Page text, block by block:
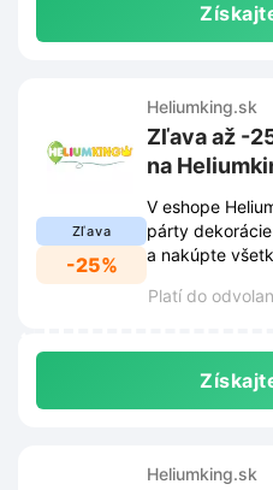
Zľava
-25%
Heliumking.sk
Zľava až -
na
V eshope
párty
a nakúpte
Platí do
Heliumking.sk